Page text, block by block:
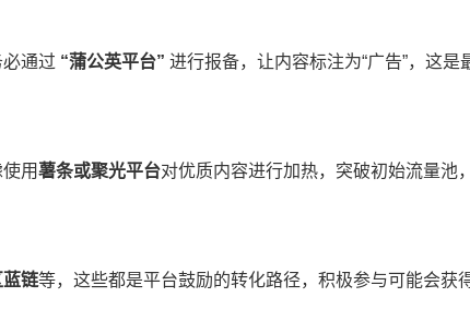
通过 ​“蒲公英平台”​ 进行报备，让内容标注为“广告”，这是
用​​薯条或聚光平台​对优质内容进行加热，突破初始流量池
链​等，这些都是平台鼓励的转化路径，积极参与可能会获